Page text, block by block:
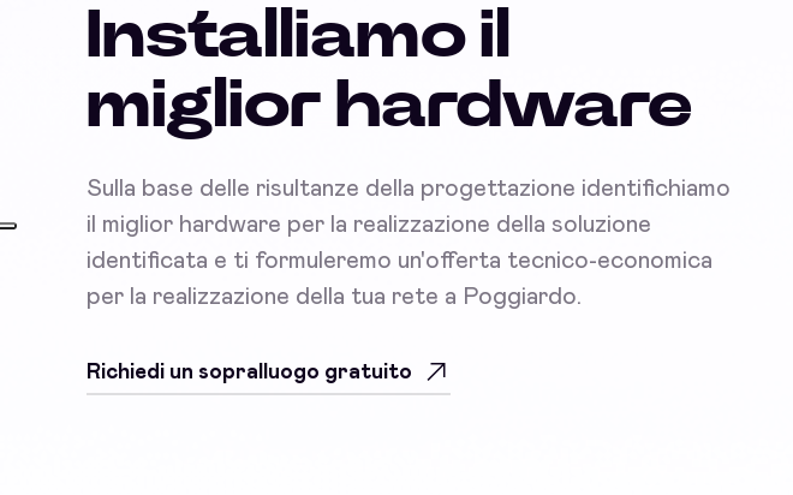
Installiamo il
miglior hardware
Sulla base delle risultanze della progettazione identifichiamo
il miglior hardware per la realizzazione della soluzione
identificata e ti formuleremo un'offerta tecnico-economica
per la realizzazione della tua rete a Poggiardo.
Richiedi un sopralluogo gratuito